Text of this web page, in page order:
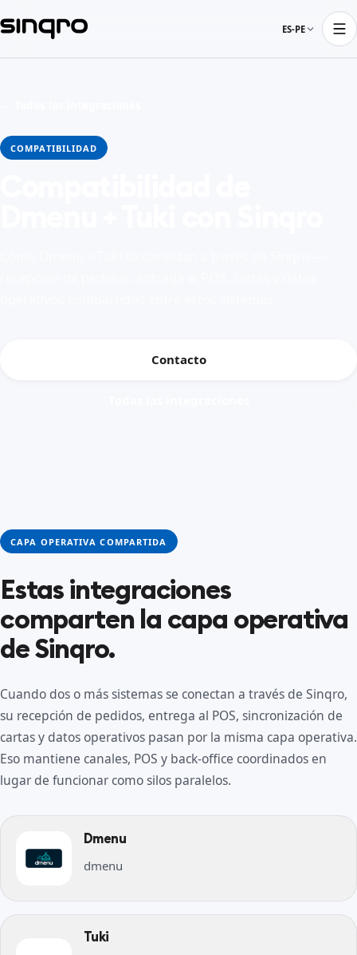
ES-PE
COMPATIBILIDAD
Contacto
CAPA OPERATIVA COMPARTIDA
Estas integraciones
comparten la capa operativa
de Sinqro.
Cuando dos o más sistemas se conectan a través de Sinqro,
su recepción de pedidos, entrega al POS, sincronización de
cartas y datos operativos pasan por la misma capa operativa.
Eso mantiene canales, POS y back-office coordinados en
lugar de funcionar como silos paralelos.
Dmenu
dmenu
Tuki